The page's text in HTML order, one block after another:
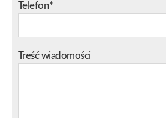
Telefon*
Treść wiadomości